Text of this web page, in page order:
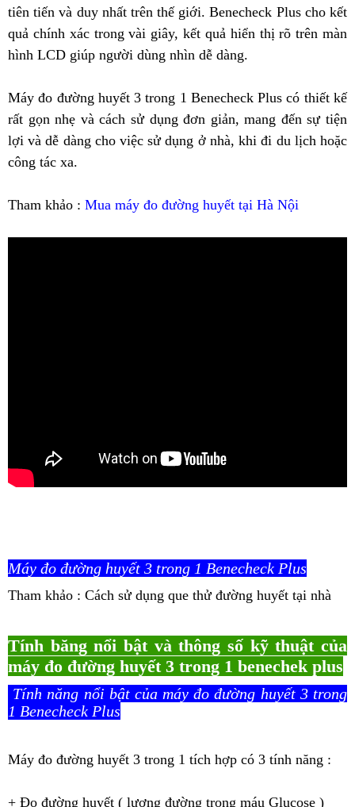
tiên tiến và duy nhất trên thế giới. Benecheck Plus cho kết
quả chính xác trong vài giây, kết quả hiển thị rõ trên màn
hình LCD giúp người dùng nhìn dễ dàng.
Máy đo đường huyết 3 trong 1 Benecheck Plus có thiết kế
rất gọn nhẹ và cách sử dụng đơn giản, mang đến sự tiện
lợi và dễ dàng cho việc sử dụng ở nhà, khi đi du lịch hoặc
công tác xa.
Tham khảo : Mua máy đo đường huyết tại Hà Nội
Máy đo đường huyết 3 trong 1 Benecheck Plus
Tham khảo : Cách sử dụng que thử đường huyết tại nhà
Tính băng nổi bật và thông số kỹ thuật của
máy đo đường huyết 3 trong 1 benechek plus
Tính năng nổi bật của máy đo đường huyết 3 trong
1 Benecheck Plus
Máy đo đường huyết 3 trong 1 tích hợp có 3 tính năng :
+ Đo đường huyết ( lượng đường trong máu Glucose )